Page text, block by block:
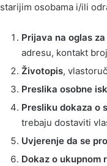
starijim osobama i/ili
Prijava na oglas
adresu, kontakt
Životopis,
Preslika osobne
Presliku dokaza o
trebaju dostaviti
Uvjerenje da se
Dokaz o ukupnom